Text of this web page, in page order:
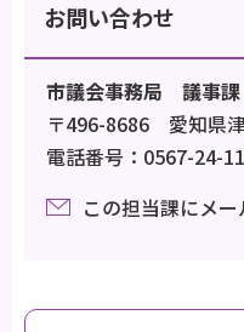
お問い合わせ
市議会事務局 議事課
〒496-8686 愛知県
電話番号：0567-24-
この担当課にメー